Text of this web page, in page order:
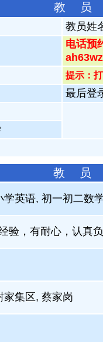
教 员
教员姓
电话预
提示：
最后登
教 员
学英语, 初一初二数
验，有耐心，认真
家集区, 蔡家岗